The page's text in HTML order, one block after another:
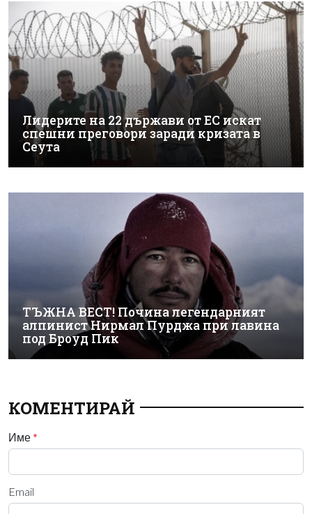
Лидерите на 22 държави от ЕС искат
спешни преговори заради кризата в
Сеута
ТЪЖНА ВЕСТ! Почина легендарният
алпинист Нирмал Пурджа при лавина
под Броуд Пик
КОМЕНТИРАЙ
Име *
Email